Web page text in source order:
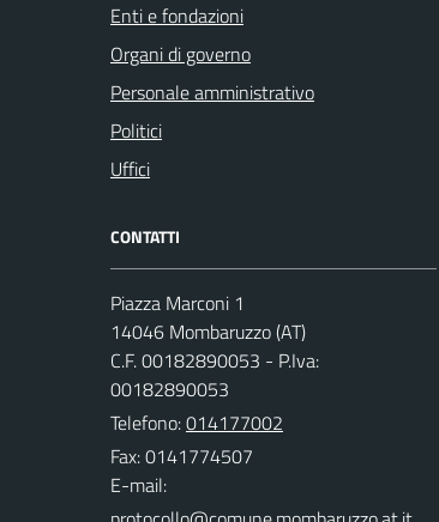
Enti e fondazioni
Organi di governo
Personale amministrativo
Politici
Uffici
CONTATTI
Piazza Marconi 1
14046 Mombaruzzo (AT)
C.F. 00182890053 - P.Iva:
00182890053
Telefono:014177002
Fax: 0141774507
E-mail: